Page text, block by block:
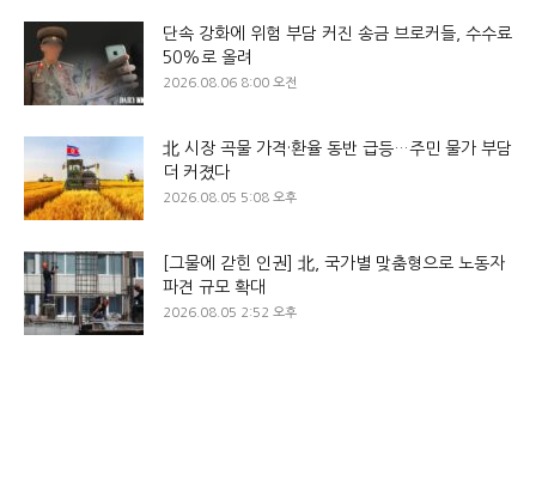
단속 강화에 위험 부담 커진 송금 브로커들, 수수료
50%로 올려
2026.08.06 8:00 오전
北 시장 곡물 가격·환율 동반 급등…주민 물가 부담
더 커졌다
2026.08.05 5:08 오후
[그물에 갇힌 인권] 北, 국가별 맞춤형으로 노동자
파견 규모 확대
2026.08.05 2:52 오후